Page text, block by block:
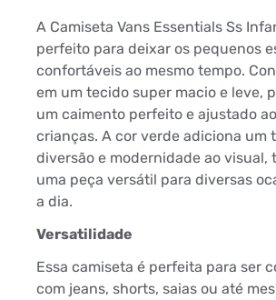
A Camiseta Vans Essentials Ss
perfeito para deixar os pequenos
confortáveis ao mesmo tempo.
em um tecido super macio e leve,
um caimento perfeito e ajustado
crianças. A cor verde adiciona um
diversão e modernidade ao visual,
uma peça versátil para diversas
a dia.
Versatilidade
Essa camiseta é perfeita para ser
com jeans, shorts, saias ou até